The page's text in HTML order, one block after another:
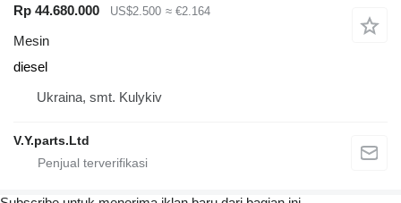
Rp 44.680.000
US$2.500 ≈ €2.164
Mesin
diesel
Ukraina, smt. Kulykiv
V.Y.parts.Ltd